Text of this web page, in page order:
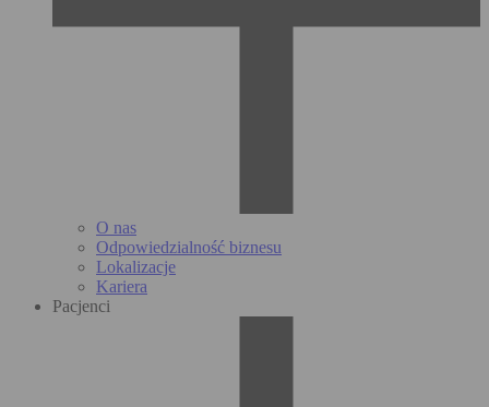
O nas
Odpowiedzialność biznesu
Lokalizacje
Kariera
Pacjenci